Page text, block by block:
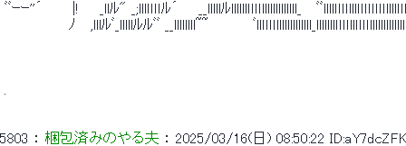
ﾞﾞｰｰ''´　　　|!　　_llﾙ" _;lllｌｌｌｌﾙ´　　__lllllﾙllllllｌｌｌｌlllllllllllll_　 ﾞﾞllllｌｌｌｌlllｌｌｌｌｌｌｌｌ
ﾉ 　,lllﾙﾞ_lllllﾙﾙﾞﾞ __llllllll~~ 　　　　ﾞllｌｌｌｌlllllllllllll_lllllllｌｌｌｌllｌｌｌｌllllllllllllll
5803 ： 梱包済みのやる夫 ： 2025/03/16(日) 08:50:22